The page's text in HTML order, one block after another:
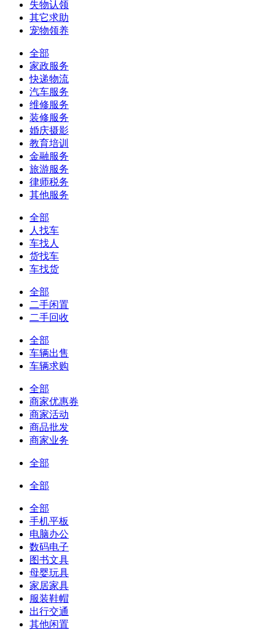
失物认领
其它求助
宠物领养
全部
家政服务
快递物流
汽车服务
维修服务
装修服务
婚庆摄影
教育培训
金融服务
旅游服务
律师税务
其他服务
全部
人找车
车找人
货找车
车找货
全部
二手闲置
二手回收
全部
车辆出售
车辆求购
全部
商家优惠券
商家活动
商品批发
商家业务
全部
全部
全部
手机平板
电脑办公
数码电子
图书文具
母婴玩具
家居家具
服装鞋帽
出行交通
其他闲置